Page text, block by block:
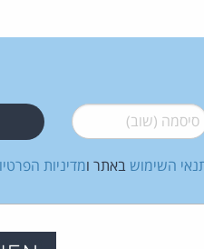
(שוב)*
השימוש באתר ומדיניות